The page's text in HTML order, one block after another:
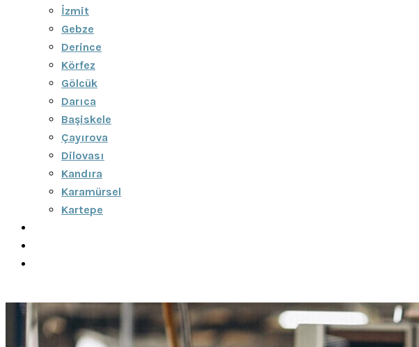
İzmit
Gebze
Derince
Körfez
Gölcük
Darıca
Başiskele
Çayırova
Dilovası
Kandıra
Karamürsel
Kartepe